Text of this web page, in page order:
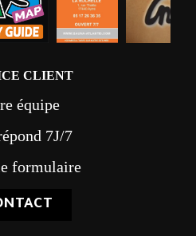
CLIENT
équipe
7J/7
formulaire